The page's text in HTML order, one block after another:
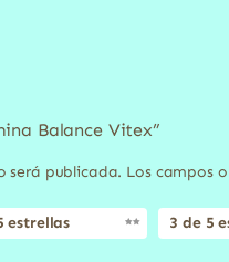
Balance Vitex”
será publicada. Los campos
estrellas 3 de 5